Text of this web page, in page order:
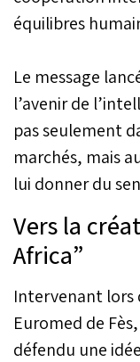
équilibres
Le message
l’avenir de
pas seulement
marchés, mais
lui donner du
Vers la
Africa”
Intervenant lors
Euromed de Fès,
défendu une